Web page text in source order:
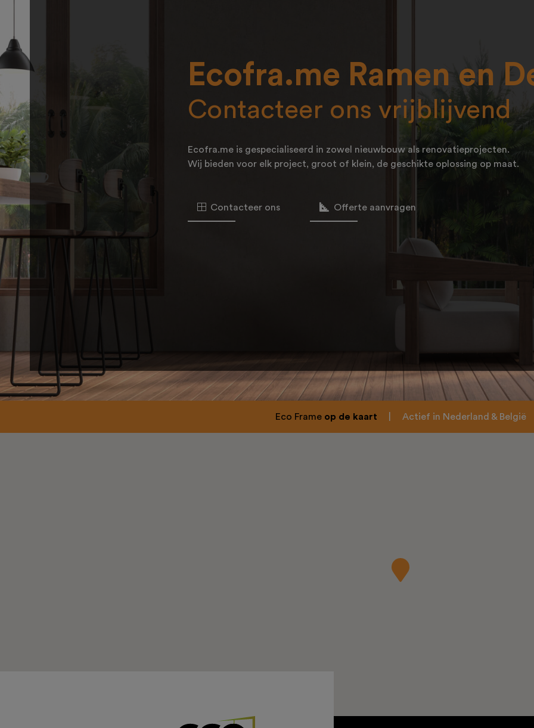
Ecofra.me Ramen en
Contacteer ons vrijblijvend
Ecofra.me is gespecialiseerd in zowel nieuwbouw als renovatieprojecten.
Wij bieden voor elk project, groot of klein, de geschikte oplossing op maat.
Contacteer ons Offerte aanvragen
Eco Frame op de kaart Actief in Nederland & België